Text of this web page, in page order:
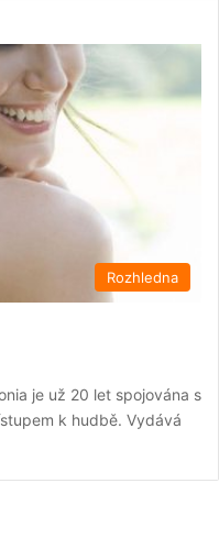
Rozhledna
je už 20 let spojována s
k hudbě. Vydává